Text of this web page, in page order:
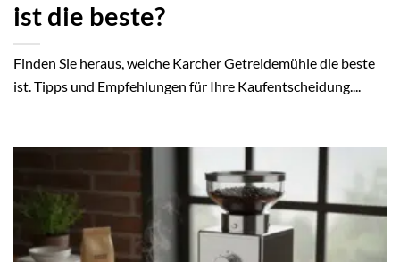
ist die beste?
Finden Sie heraus, welche Karcher Getreidemühle die beste
ist. Tipps und Empfehlungen für Ihre Kaufentscheidung....